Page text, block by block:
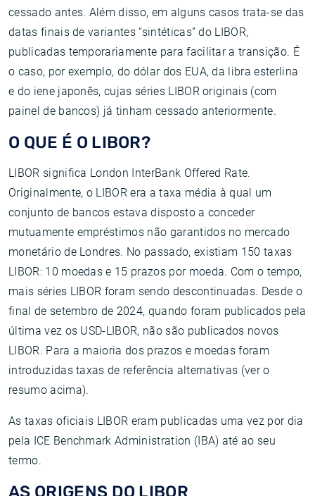
cessado antes. Além disso, em alguns casos trata-se das
datas finais de variantes “sintéticas” do LIBOR,
publicadas temporariamente para facilitar a transição. É
o caso, por exemplo, do dólar dos EUA, da libra esterlina
e do iene japonês, cujas séries LIBOR originais (com
painel de bancos) já tinham cessado anteriormente.
O QUE É O LIBOR?
LIBOR significa London InterBank Offered Rate.
Originalmente, o LIBOR era a taxa média à qual um
conjunto de bancos estava disposto a conceder
mutuamente empréstimos não garantidos no mercado
monetário de Londres. No passado, existiam 150 taxas
LIBOR: 10 moedas e 15 prazos por moeda. Com o tempo,
mais séries LIBOR foram sendo descontinuadas. Desde o
final de setembro de 2024, quando foram publicados pela
última vez os USD-LIBOR, não são publicados novos
LIBOR. Para a maioria dos prazos e moedas foram
introduzidas taxas de referência alternativas (ver o
resumo acima).
As taxas oficiais LIBOR eram publicadas uma vez por dia
pela ICE Benchmark Administration (IBA) até ao seu
termo.
AS ORIGENS DO LIBOR